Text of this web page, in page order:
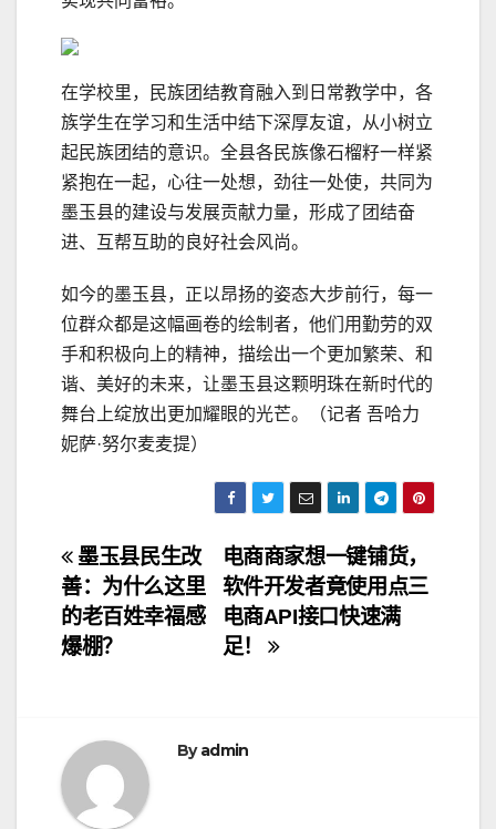
在学校里，民族团结教育融入到日常教学中，各
族学生在学习和生活中结下深厚友谊，从小树立
起民族团结的意识。全县各民族像石榴籽一样紧
紧抱在一起，心往一处想，劲往一处使，共同为
墨玉县的建设与发展贡献力量，形成了团结奋
进、互帮互助的良好社会风尚。
如今的墨玉县，正以昂扬的姿态大步前行，每一
位群众都是这幅画卷的绘制者，他们用勤劳的双
手和积极向上的精神，描绘出一个更加繁荣、和
谐、美好的未来，让墨玉县这颗明珠在新时代的
舞台上绽放出更加耀眼的光芒。（记者 吾哈力
妮萨·努尔麦麦提）
文
章
导
电商商家想一键铺货，
软件开发者竟使用点三
电商API接口快速满
足！
墨玉县民生改
善：为什么这里
的老百姓幸福感
爆棚？
Byadmin